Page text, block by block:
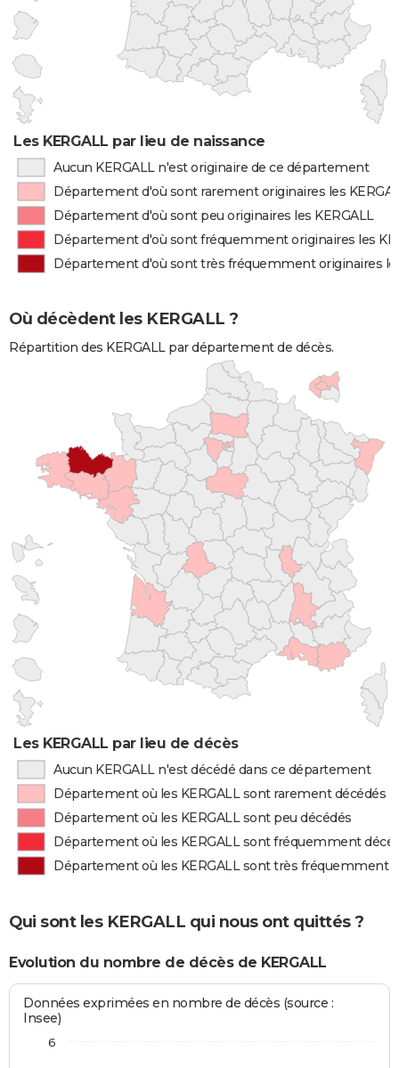
Les KERGALL par lieu de naissance
Aucun KERGALL n'est originaire de ce département
Département d'où sont rarement originaires les
Département d'où sont peu originaires les KERGALL
Département d'où sont fréquemment originaires les
Département d'où sont très fréquemment originaires
Où décèdent les KERGALL ?
Répartition des KERGALL par département de décès.
Les KERGALL par lieu de décès
Aucun KERGALL n'est décédé dans ce département
Département où les KERGALL sont rarement décédés
Département où les KERGALL sont peu décédés
Département où les KERGALL sont fréquemment
Département où les KERGALL sont très fréquemment
Qui sont les KERGALL qui nous ont quittés ?
Evolution du nombre de décès de KERGALL
Données exprimées en nombre de décès (source :
Insee)
6